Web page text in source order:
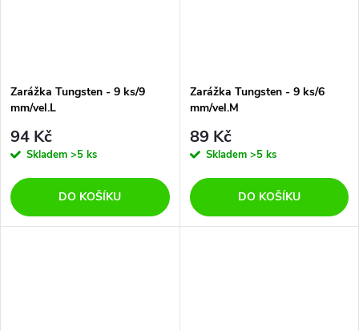
Zarážka Tungsten - 9 ks/9
mm/vel.L
94 Kč
Skladem >5 ks
DO KOŠÍKU
Zarážka Tungsten - 9 ks/6
mm/vel.M
89 Kč
Skladem >5 ks
DO KOŠÍKU